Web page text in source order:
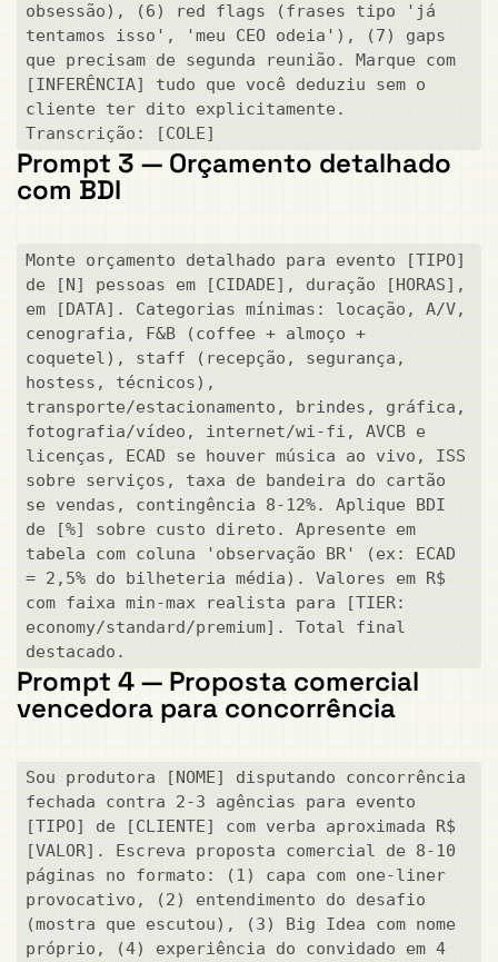
obsessão), (6) red flags (frases tipo 'já
tentamos isso', 'meu CEO odeia'), (7) gaps
que precisam de segunda reunião. Marque com
[INFERÊNCIA] tudo que você deduziu sem o
cliente ter dito explicitamente.
Transcrição: [COLE]
Prompt 3 — Orçamento detalhado
com BDI
Monte orçamento detalhado para evento [TIPO]
de [N] pessoas em [CIDADE], duração [HORAS],
em [DATA]. Categorias mínimas: locação, A/V,
cenografia, F&B (coffee + almoço +
coquetel), staff (recepção, segurança,
hostess, técnicos),
transporte/estacionamento, brindes, gráfica,
fotografia/vídeo, internet/wi-fi, AVCB e
licenças, ECAD se houver música ao vivo, ISS
sobre serviços, taxa de bandeira do cartão
se vendas, contingência 8-12%. Aplique BDI
de [%] sobre custo direto. Apresente em
tabela com coluna 'observação BR' (ex: ECAD
= 2,5% do bilheteria média). Valores em R$
com faixa min-max realista para [TIER:
economy/standard/premium]. Total final
destacado.
Prompt 4 — Proposta comercial
vencedora para concorrência
Sou produtora [NOME] disputando concorrência
fechada contra 2-3 agências para evento
[TIPO] de [CLIENTE] com verba aproximada R$
[VALOR]. Escreva proposta comercial de 8-10
páginas no formato: (1) capa com one-liner
provocativo, (2) entendimento do desafio
(mostra que escutou), (3) Big Idea com nome
próprio, (4) experiência do convidado em 4